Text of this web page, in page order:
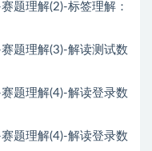
题理解(2)-标签理解：
题理解(3)-解读测试数
题理解(4)-解读登录数
题理解(4)-解读登录数